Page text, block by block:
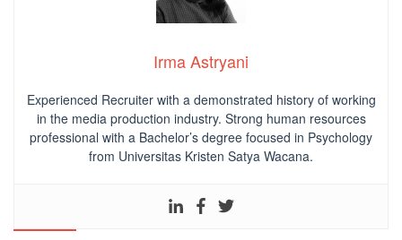
Irma Astryani
Experienced Recruiter with a demonstrated history of working
in the media production industry. Strong human resources
professional with a Bachelor’s degree focused in Psychology
from Universitas Kristen Satya Wacana.